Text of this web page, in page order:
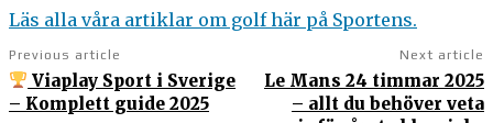
Läs alla våra artiklar om golf här på Sportens.
Previous article
Viaplay Sport i Sverige
– Komplett guide 2025
Next article
Le Mans 24 timmar 2025
– allt du behöver veta